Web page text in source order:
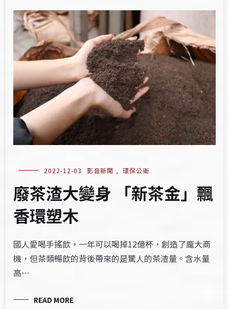
2022-12-03 影音新聞 , 環保公衛
廢茶渣大變身 「新茶金」飄
香環塑木
國人愛喝手搖飲，一年可以喝掉12億杯，創造了龐大商
機，但茶類暢飲的背後帶來的是驚人的茶渣量。含水量
高…
READ MORE